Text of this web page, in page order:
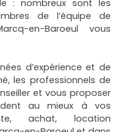
: nombreux sont les
de l’équipe de
en-Baroeul vous
d’expérience et de
les professionnels de
et vous proposer
au mieux à vos
achat, location